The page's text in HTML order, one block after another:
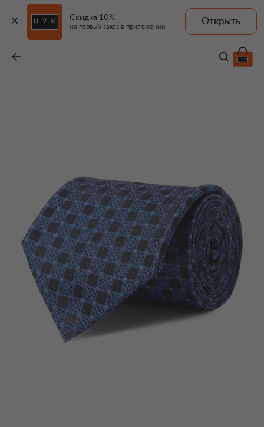
Скидка 10%
на первый заказ в приложении
Открыть
33 100 ₽